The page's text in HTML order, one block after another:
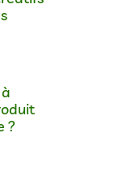
?